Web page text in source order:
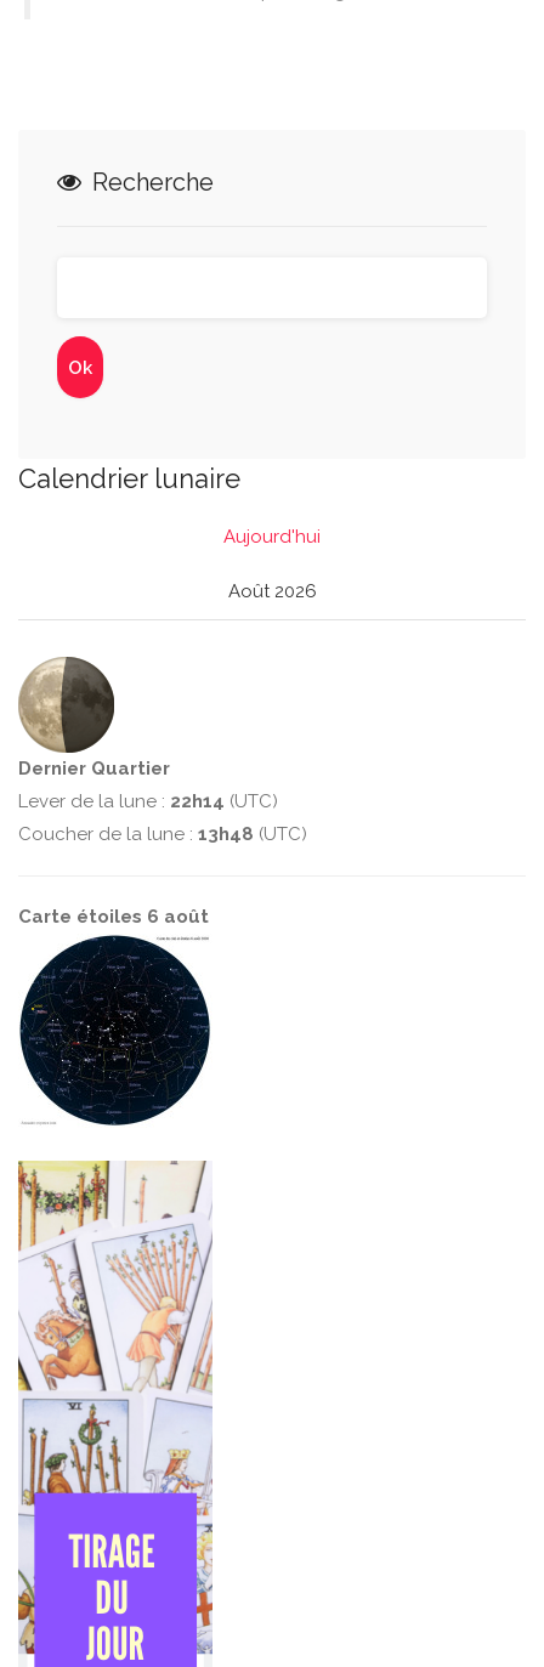
Recherche
Calendrier lunaire
Aujourd'hui
Août 2026
Dernier Quartier
Lever de la lune : 22h14 (UTC)
Coucher de la lune : 13h48 (UTC)
Carte étoiles 6 août